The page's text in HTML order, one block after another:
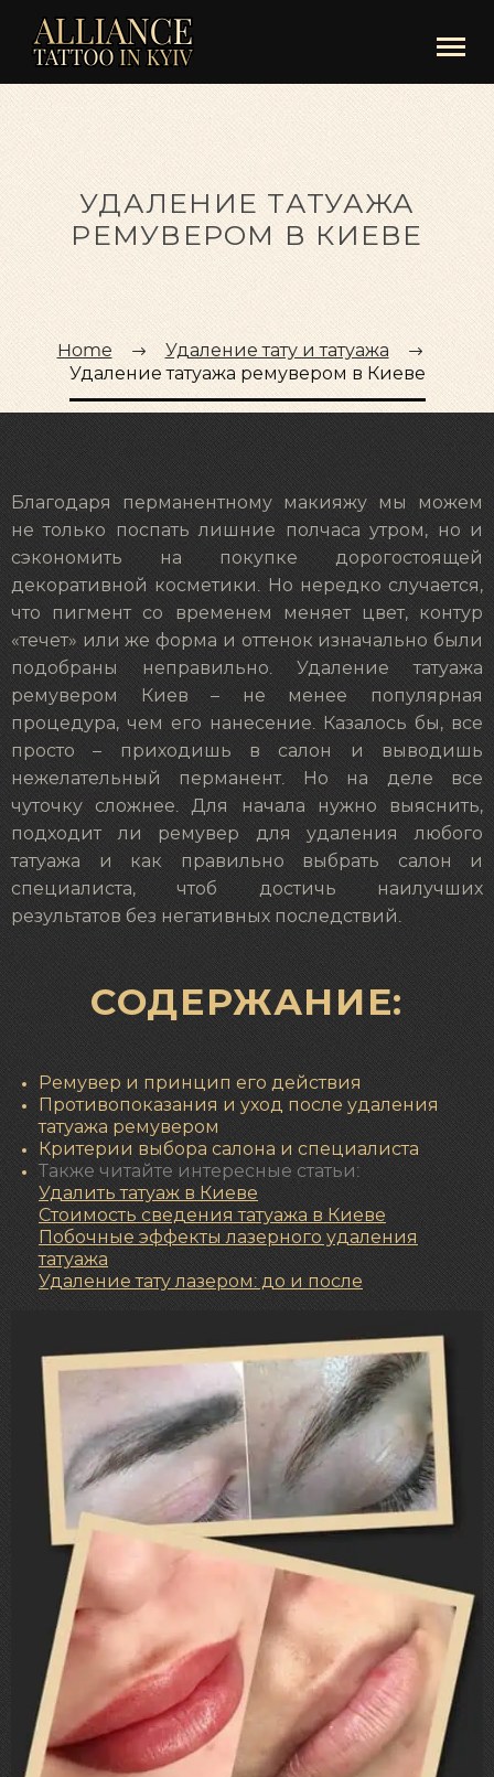
УДАЛЕНИЕ ТАТУАЖА
РЕМУВЕРОМ В КИЕВЕ
Home
Удаление тату и татуажа
Удаление татуажа ремувером в Киеве
Благодаря перманентному макияжу мы можем
не только поспать лишние полчаса утром, но и
сэкономить на покупке дорогостоящей
декоративной косметики. Но нередко случается,
что пигмент со временем меняет цвет, контур
«течет» или же форма и оттенок изначально были
подобраны неправильно. Удаление татуажа
ремувером Киев – не менее популярная
процедура, чем его нанесение. Казалось бы, все
просто – приходишь в салон и выводишь
нежелательный перманент. Но на деле все
чуточку сложнее. Для начала нужно выяснить,
подходит ли ремувер для удаления любого
татуажа и как правильно выбрать салон и
специалиста, чтоб достичь наилучших
результатов без негативных последствий.
СОДЕРЖАНИЕ:
Ремувер и принцип его действия
Противопоказания и уход после удаления
татуажа ремувером
Критерии выбора салона и специалиста
Также читайте интересные статьи:
Удалить татуаж в Киеве
Стоимость сведения татуажа в Киеве
Побочные эффекты лазерного удаления
татуажа
Удаление тату лазером: до и после